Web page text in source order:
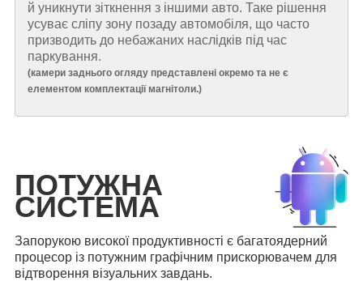
й уникнути зіткнення з іншими авто. Таке рішення
усуває сліпу зону позаду автомобіля, що часто
призводить до небажаних наслідків під час
паркування.
(камери заднього огляду представлені окремо та не є
елементом комплектації магнітоли.)
ПОТУЖНА
СИСТЕМА
Запорукою високої продуктивності є багатоядерний
процесор із потужним графічним прискорювачем для
відтворення візуальних завдань.